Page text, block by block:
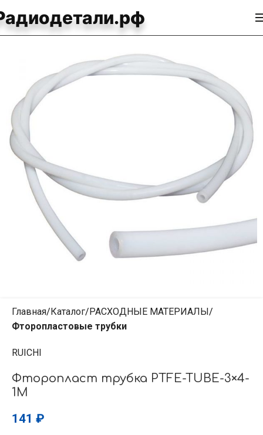
Главная Каталог РАСХОДНЫЕ МАТЕРИАЛЫ
Фторопластовые трубки
RUICHI
Фторопласт трубка PTFE-TUBE-3×4-
1M
141 ₽